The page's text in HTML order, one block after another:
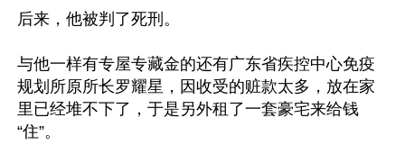
后来，他被判了死刑。
与他一样有专屋专藏金的还有广东省疾控中心免疫
规划所原所长罗耀星，因收受的赃款太多，放在家
里已经堆不下了，于是另外租了一套豪宅来给钱
“住”。